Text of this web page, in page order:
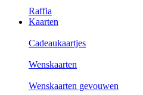
Raffia
Kaarten
Cadeaukaartjes
Wenskaarten
Wenskaarten gevouwen